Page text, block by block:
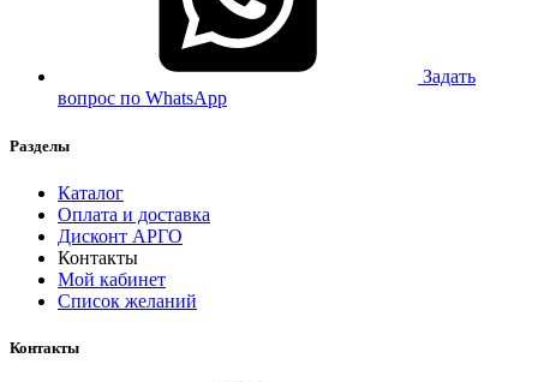
Задать
вопрос по WhatsApp
Разделы
Каталог
Оплата и доставка
Дисконт АРГО
Контакты
Мой кабинет
Список желаний
Контакты